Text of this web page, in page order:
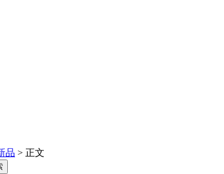
品 > 正文